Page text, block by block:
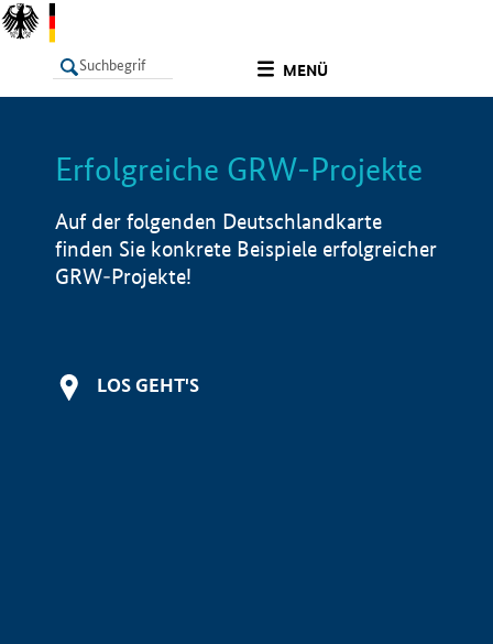
MENÜ
LISTE Info
Erfolgreiche GRW-Projekte
Auf der folgenden Deutschlandkarte
finden Sie konkrete Beispiele erfolgreicher
GRW-Projekte!
LOS GEHT'S